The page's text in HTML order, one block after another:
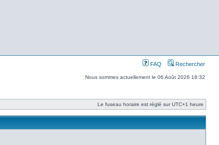
FAQ Rechercher
Nous sommes actuellement le 06 Août 2026 18:32
Le fuseau horaire est réglé sur UTC+1 heure